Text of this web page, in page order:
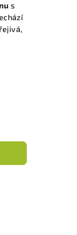
s